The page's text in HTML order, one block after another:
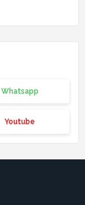
Whatsapp
Youtube